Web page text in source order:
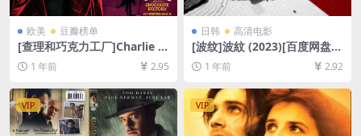
欧美 豆瓣榜单
[查理和巧克力工厂]Charlie a
nd the Chocolate Factory
(2005)[百度网盘+夸克网盘10
线播放/下载][MP4/7.5GB][中
英字幕]
1 年前 2.95
日韩 高清电影
[波纹]波紋 (2023)[百度网盘
+夸克网盘1080P超清未删减
资源][网盘在线播放/下载][MP
1 年前 2.92
VIP VIP